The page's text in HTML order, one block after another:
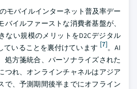
モバイルインターネット普及率デー
バイルファーストな消費者基盤が、
ない規模のメリットをD2Cデジタル
ていることを裏付けています [7]。AI
処方箋統合、パーソナライズされた
つれ、オンラインチャネルはアジア
で、予測期間後半までにオフライン